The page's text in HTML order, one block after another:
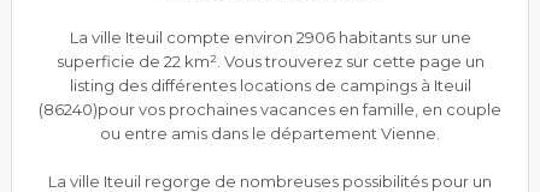
La ville Iteuil compte environ 2906 habitants sur une
superficie de 22 km². Vous trouverez sur cette page un
listing des différentes locations de campings à Iteuil
(86240)pour vos prochaines vacances en famille, en couple
ou entre amis dans le département Vienne.
La ville Iteuil regorge de nombreuses possibilités pour un